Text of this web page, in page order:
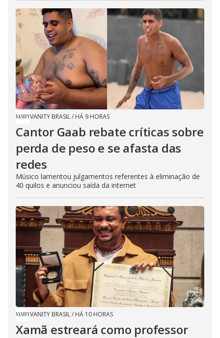
VANITY BRASIL/ HÁ 9 HORAS
Cantor Gaab rebate críticas sobre
perda de peso e se afasta das
redes
Músico lamentou julgamentos referentes à eliminação de
40 quilos e anunciou saída da internet
VANITY BRASIL/ HÁ 10 HORAS
Xamã estreará como professor